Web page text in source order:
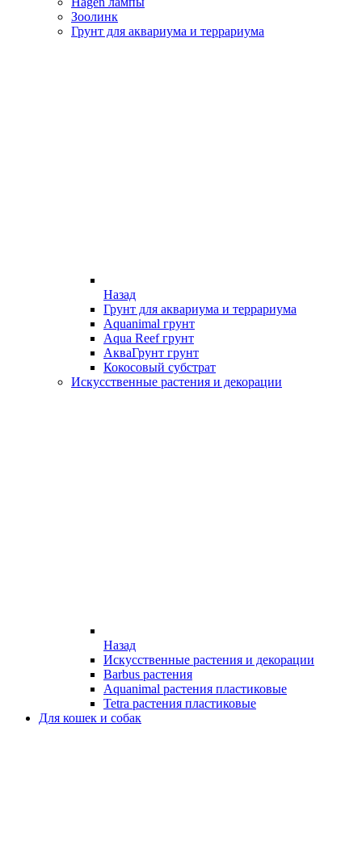
Зоолинк
Грунт для аквариума и террариума
Назад
Грунт для аквариума и террариума
Aquanimal грунт
Aqua Reef грунт
АкваГрунт грунт
Кокосовый субстрат
Искусственные растения и декорации
Назад
Искусственные растения и декорации
Barbus растения
Aquanimal растения пластиковые
Tetra растения пластиковые
Для кошек и собак